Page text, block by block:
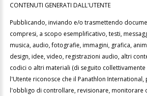
CONTENUTI GENERATI DALL'UTENTE
Pubblicando, inviando e/o trasmettendo
compresi, a scopo esemplificativo, testi,
musica, audio, fotografie, immagini, grafica,
design, idee, video, registrazioni audio, altri
codici o altri materiali (di seguito
l'Utente riconosce che il Panathlon International,
l'obbligo di controllare, revisionare, monitorare